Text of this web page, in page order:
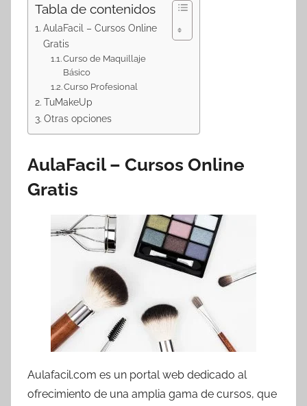
Tabla de contenidos
AulaFacil – Cursos Online
Gratis
Curso de Maquillaje
Básico
Curso Profesional
TuMakeUp
Otras opciones
AulaFacil – Cursos Online
Gratis
Aulafacil.com es un portal web dedicado al
ofrecimiento de una amplia gama de cursos, que